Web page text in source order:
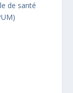
de santé